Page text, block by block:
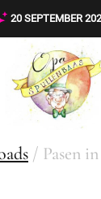
20 SEPTEMBER
/ Pasen